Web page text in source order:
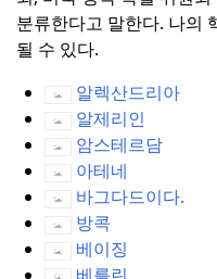
분류한다고 말한다. 나의
될 수 있다.
알렉산드리아
알제리인
암스테르담
아테네
바그다드이다.
방콕
베이징